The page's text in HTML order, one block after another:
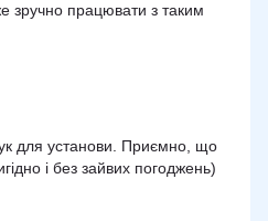
зручно працювати з таким
для установи. Приємно, що
і без зайвих погоджень)